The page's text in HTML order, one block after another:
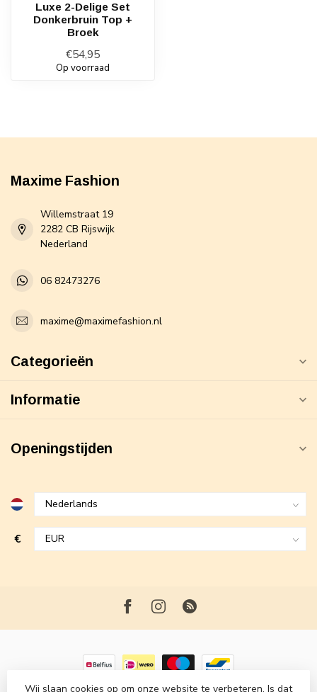
Luxe 2-Delige Set
Donkerbruin Top +
Broek
€54,95
Op voorraad
Maxime Fashion
Willemstraat 19
2282 CB Rijswijk
Nederland
06 82473276
maxime@maximefashion.nl
Categorieën
Informatie
Openingstijden
€
Wij slaan cookies op om onze website te verbeteren. Is dat